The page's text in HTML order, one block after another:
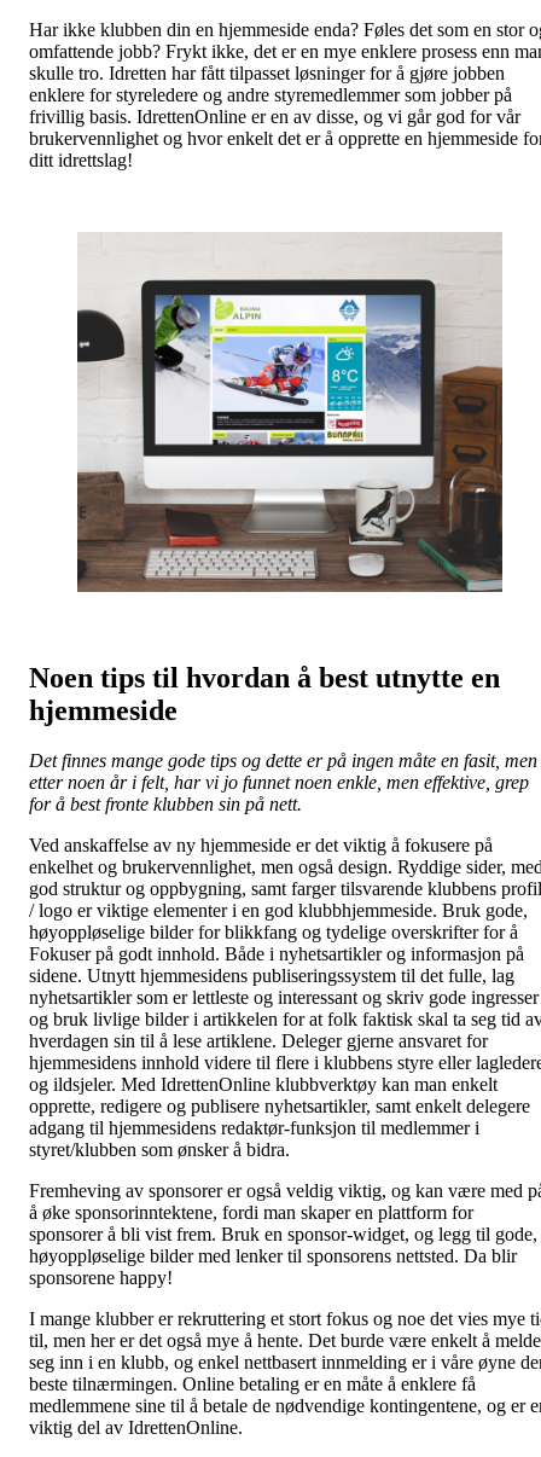
Har ikke klubben din en hjemmeside enda? Føles det som en stor
omfattende jobb? Frykt ikke, det er en mye enklere prosess enn
skulle tro. Idretten har fått tilpasset løsninger for å gjøre jobben
enklere for styreledere og andre styremedlemmer som jobber på
frivillig basis. IdrettenOnline er en av disse, og vi går god for vår
brukervennlighet og hvor enkelt det er å opprette en hjemmeside
ditt idrettslag!
Noen tips til hvordan å best utnytte en
hjemmeside
Det finnes mange gode tips og dette er på ingen måte en fasit, men
etter noen år i felt, har vi jo funnet noen enkle, men effektive, grep
for å best fronte klubben sin på nett.
Ved anskaffelse av ny hjemmeside er det viktig å fokusere på
enkelhet og brukervennlighet, men også design. Ryddige sider,
god struktur og oppbygning, samt farger tilsvarende klubbens profil
/ logo er viktige elementer i en god klubbhjemmeside. Bruk gode,
høyoppløselige bilder for blikkfang og tydelige overskrifter for å
Fokuser på godt innhold. Både i nyhetsartikler og informasjon på
sidene. Utnytt hjemmesidens publiseringssystem til det fulle, lag
nyhetsartikler som er lettleste og interessant og skriv gode ingresser
og bruk livlige bilder i artikkelen for at folk faktisk skal ta seg tid
hverdagen sin til å lese artiklene. Deleger gjerne ansvaret for
hjemmesidens innhold videre til flere i klubbens styre eller
og ildsjeler. Med IdrettenOnline klubbverktøy kan man enkelt
opprette, redigere og publisere nyhetsartikler, samt enkelt delegere
adgang til hjemmesidens redaktør-funksjon til medlemmer i
styret/klubben som ønsker å bidra.
Fremheving av sponsorer er også veldig viktig, og kan være med
å øke sponsorinntektene, fordi man skaper en plattform for
sponsorer å bli vist frem. Bruk en sponsor-widget, og legg til gode,
høyoppløselige bilder med lenker til sponsorens nettsted. Da blir
sponsorene happy!
I mange klubber er rekruttering et stort fokus og noe det vies mye
til, men her er det også mye å hente. Det burde være enkelt å melde
seg inn i en klubb, og enkel nettbasert innmelding er i våre øyne
beste tilnærmingen. Online betaling er en måte å enklere få
medlemmene sine til å betale de nødvendige kontingentene, og er
viktig del av IdrettenOnline.